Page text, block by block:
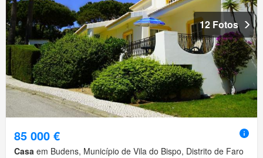
12 Fotos
85 000 €
Casa em Budens, Município de Vila do Bispo, Distrito de Faro